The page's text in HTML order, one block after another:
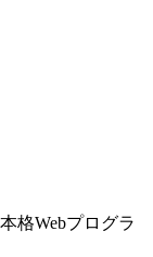
格Webプログラ